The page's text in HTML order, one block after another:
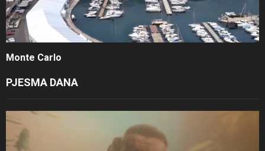
Monte Carlo
PJESMA DANA